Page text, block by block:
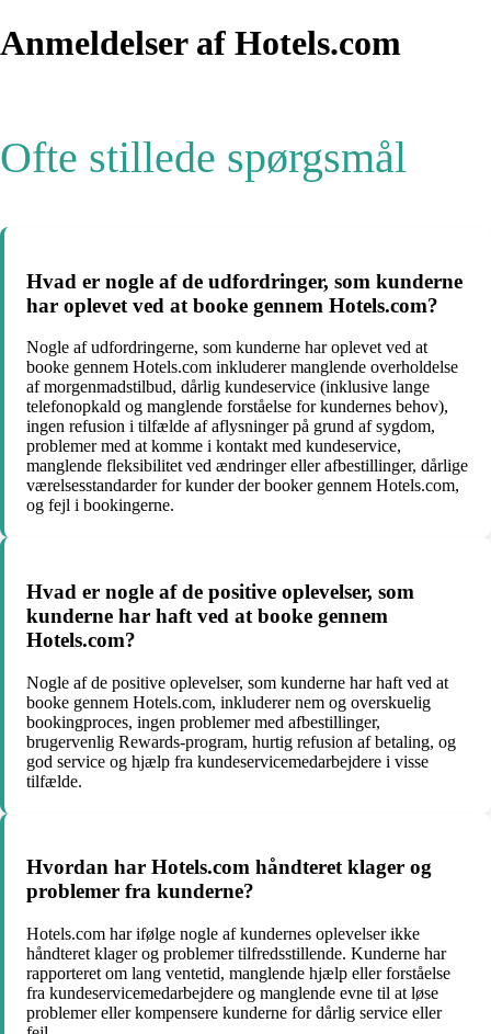
Anmeldelser af Hotels.com
Ofte stillede spørgsmål
Hvad er nogle af de udfordringer, som kunderne
har oplevet ved at booke gennem Hotels.com?
Nogle af udfordringerne, som kunderne har oplevet ved at
booke gennem Hotels.com inkluderer manglende overholdelse
af morgenmadstilbud, dårlig kundeservice (inklusive lange
telefonopkald og manglende forståelse for kundernes behov),
ingen refusion i tilfælde af aflysninger på grund af sygdom,
problemer med at komme i kontakt med kundeservice,
manglende fleksibilitet ved ændringer eller afbestillinger, dårlige
værelsesstandarder for kunder der booker gennem Hotels.com,
og fejl i bookingerne.
Hvad er nogle af de positive oplevelser, som
kunderne har haft ved at booke gennem
Hotels.com?
Nogle af de positive oplevelser, som kunderne har haft ved at
booke gennem Hotels.com, inkluderer nem og overskuelig
bookingproces, ingen problemer med afbestillinger,
brugervenlig Rewards-program, hurtig refusion af betaling, og
god service og hjælp fra kundeservicemedarbejdere i visse
tilfælde.
Hvordan har Hotels.com håndteret klager og
problemer fra kunderne?
Hotels.com har ifølge nogle af kundernes oplevelser ikke
håndteret klager og problemer tilfredsstillende. Kunderne har
rapporteret om lang ventetid, manglende hjælp eller forståelse
fra kundeservicemedarbejdere og manglende evne til at løse
problemer eller kompensere kunderne for dårlig service eller